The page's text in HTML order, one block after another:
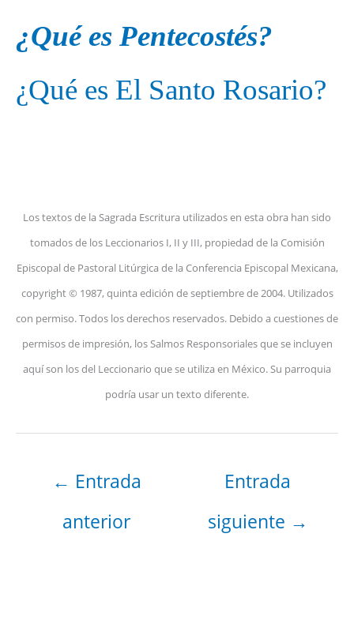
¿Qué es Pentecostés?
¿Qué es El Santo Rosario?
Los textos de la Sagrada Escritura utilizados en esta obra han sido
tomados de los Leccionarios I, II y III, propiedad de la Comisión
Episcopal de Pastoral Litúrgica de la Conferencia Episcopal Mexicana,
copyright © 1987, quinta edición de septiembre de 2004. Utilizados
con permiso. Todos los derechos reservados. Debido a cuestiones de
permisos de impresión, los Salmos Responsoriales que se incluyen
aquí son los del Leccionario que se utiliza en México. Su parroquia
podría usar un texto diferente.
← Entrada
anterior
Entrada
siguiente →